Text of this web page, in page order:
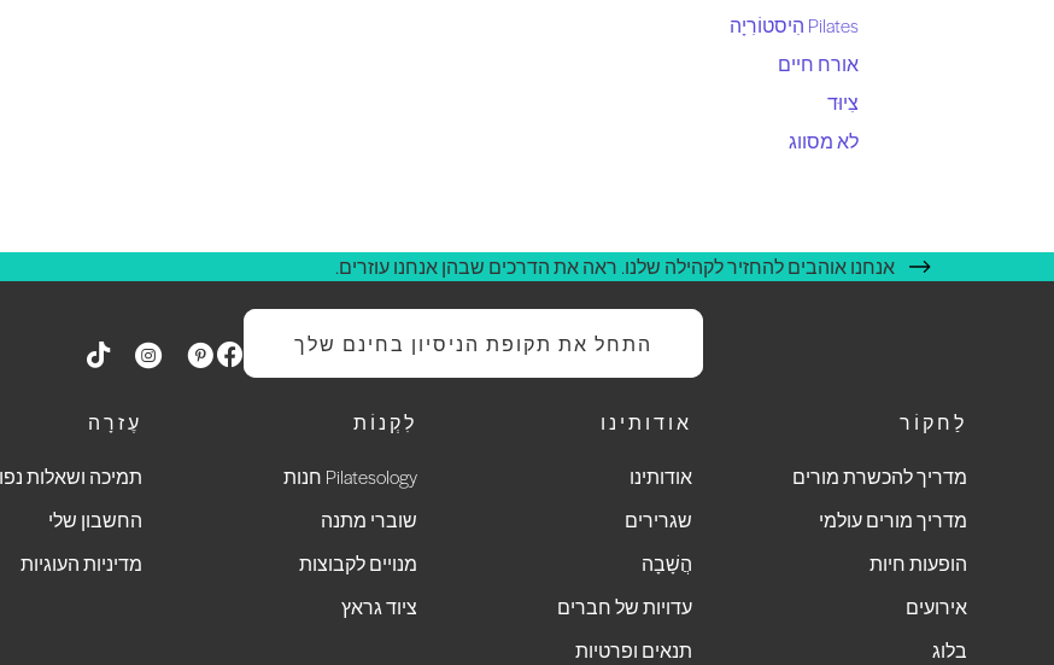
Pilates הִיסטוֹרִיָה
אורח חיים
צִיוּד
לא מסווג
אנחנו אוהבים להחזיר לקהילה שלנו. ראה את הדרכים שבהן אנחנו עוזרים.
התחל את תקופת הניסיון בחינם שלך
לַחקוֹר
מדריך להכשרת מורים
מדריך מורים עולמי
הופעות חיות
אירועים
בלוג
אודותינו
אודותינו
שגרירים
הֲשָׁבָה
עדויות של חברים
תנאים ופרטיות
לִקְנוֹת
Pilatesology חנות
שוברי מתנה
מנויים לקבוצות
ציוד גראץ
עֶזרָה
תמיכה ושאלות
החשבון שלי
מדיניות העוגיות